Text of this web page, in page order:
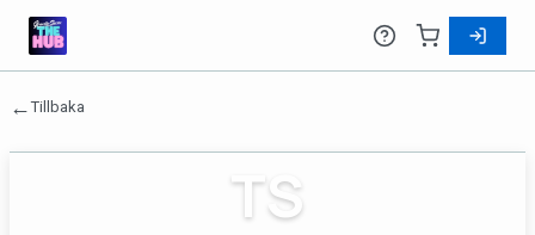
←Tillbaka
TS